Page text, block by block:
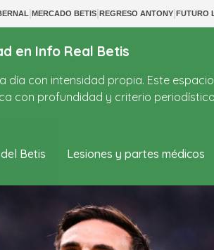
|MERCADO BETIS|REGRESO ANTONY|FUTURO
en Info Real Betis
día con intensidad propia. Este
con profundidad y criterio
Betis Lesiones y partes médicos